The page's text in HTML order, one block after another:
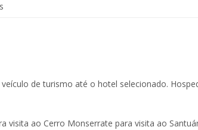
de turismo até o hotel selecionado.
visita ao Cerro Monserrate para visita ao